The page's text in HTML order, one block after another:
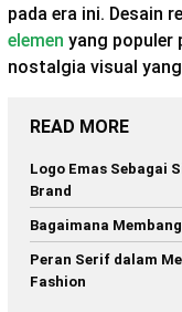
pada era ini. Desain
elemen yang populer
nostalgia visual
READ MORE
Logo Emas Sebagai
Brand
Bagaimana
Peran Serif dalam
Fashion